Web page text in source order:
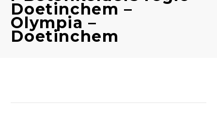
Doetinchem –
Olympia –
Doetinchem
Nieuwsbrief feed